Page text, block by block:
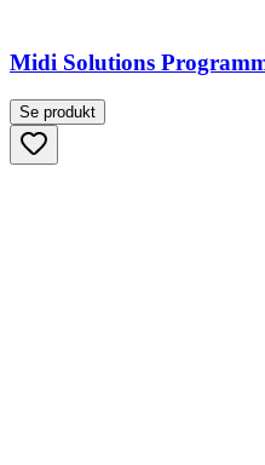
Midi Solutions
Se produkt